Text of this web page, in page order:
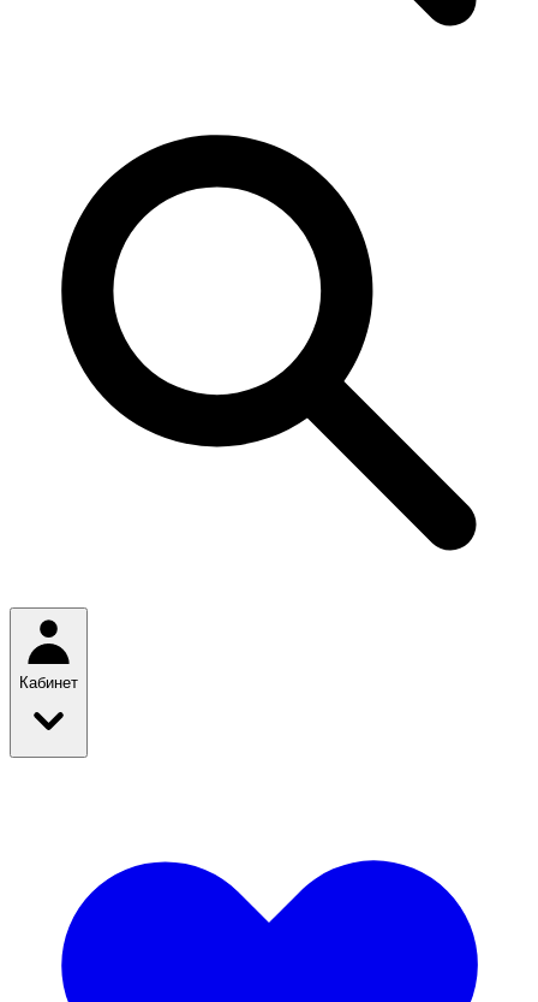
Кабинет